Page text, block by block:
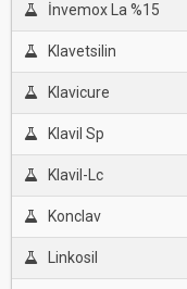
İnvemox La %15
Klavetsilin
Klavicure
Klavil Sp
Klavil-Lc
Konclav
Linkosil